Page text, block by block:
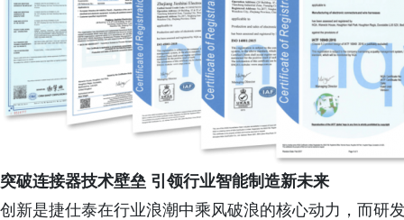
突破连接器技术壁垒 引领行业智能制造新未来
创新是捷仕泰在行业浪潮中乘风破浪的核心动力，而研